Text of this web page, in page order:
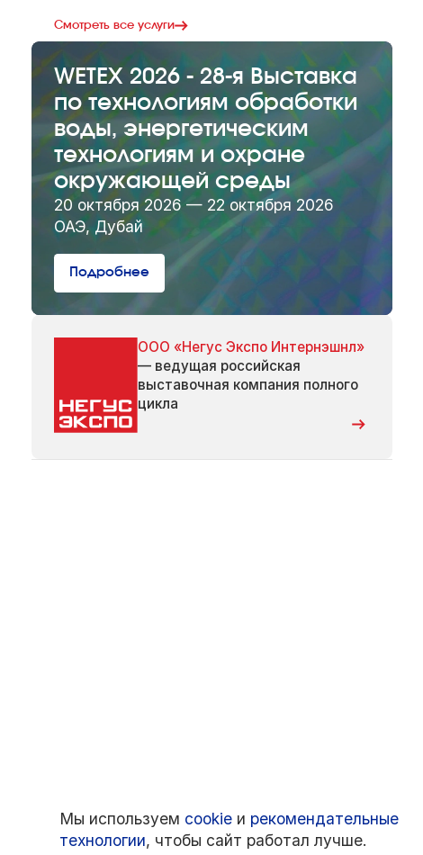
Смотреть все услуги
WETEX 2026 - 28-я Выставка
по технологиям обработки
воды, энергетическим
технологиям и охране
окружающей среды
20 октября 2026 — 22 октября 2026
ОАЭ, Дубай
Подробнее
ООО «Негус Экспо Интернэшнл»
— ведущая российская
выставочная компания полного
цикла
Мы используем cookie и рекомендательные
технологии, чтобы сайт работал лучше.